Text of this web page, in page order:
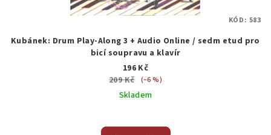
Kubánek: Drum Play-Along 3 + Audio Online / sedm etud pro
bicí soupravu a klavír
196 Kč
209 Kč
(–6 %)
Skladem
KÓD: 583